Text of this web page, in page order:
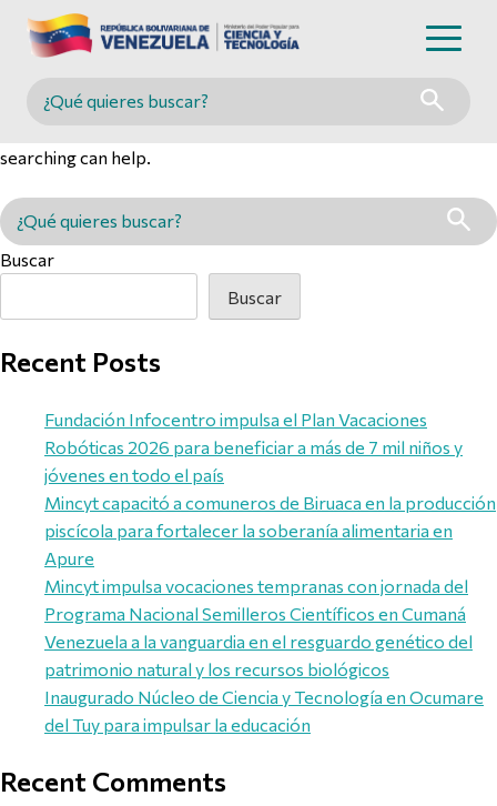
Buscar en MINCYT
searching can help.
Buscar en MINCYT
Buscar
Buscar
Recent Posts
Fundación Infocentro impulsa el Plan Vacaciones
Robóticas 2026 para beneficiar a más de 7 mil niños y
jóvenes en todo el país
Mincyt capacitó a comuneros de Biruaca en la producción
piscícola para fortalecer la soberanía alimentaria en
Apure
Mincyt impulsa vocaciones tempranas con jornada del
Programa Nacional Semilleros Científicos en Cumaná
Venezuela a la vanguardia en el resguardo genético del
patrimonio natural y los recursos biológicos
Inaugurado Núcleo de Ciencia y Tecnología en Ocumare
del Tuy para impulsar la educación
Recent Comments